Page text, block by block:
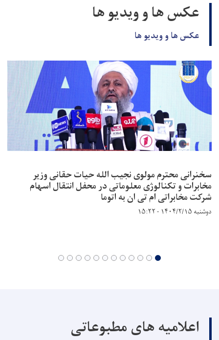
عکس ها و ویدیو ها
عکس ها و ویدیو ها
سخنرانی محترم مولوی نجیب الله حیات حقانی وزیر
مخابرات و تکنالوژی معلوماتی در محفل انتقال اسهام
شرکت مخابراتی ام تی ان به اتوما
دوشنبه ۱۴۰۴/۲/۱۵ - ۱۵:۲۲
اعلامیه های مطبوعاتی